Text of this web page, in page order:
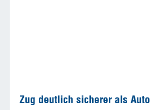
Zug deutlich sicherer als Auto